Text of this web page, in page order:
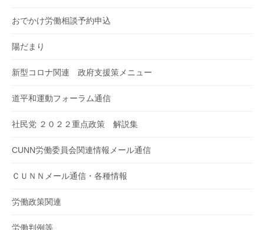
おでかけ労働相談予約申込
陽だまり
新型コロナ関連 政府支援策メニュー
道平和運動フォーラム通信
社民党 ２０２２重点政策 解説集
CUNN労働委員会関連情報メール通信
ＣＵＮＮメール通信・各種情報
労働政策関連
労働判例等